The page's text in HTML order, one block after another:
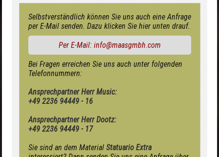
Selbstverständlich können Sie uns auch eine Anfrage
per E-Mail senden. Dazu klicken Sie hier unten drauf.
Per E-Mail: info@maasgmbh.com
Bei Fragen erreichen Sie uns auch unter folgenden
Telefonnummern:
Ansprechpartner Herr Music:
+49 2236 94449 - 16
Ansprechpartner Herr Dootz:
+49 2236 94449 - 17
Sie sind an dem Material Statuario Extra